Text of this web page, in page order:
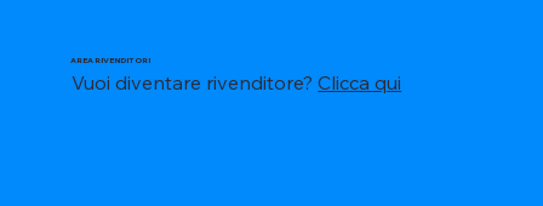
AREA RIVENDITORI
Vuoi diventare rivenditore?Clicca qui